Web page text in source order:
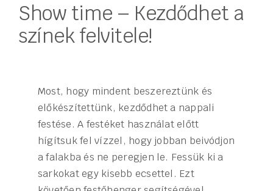
Show time – Kezdődhet a
színek felvitele!
Most, hogy mindent beszereztünk és
előkészítettünk, kezdődhet a nappali
festése. A festéket használat előtt
hígítsuk fel vízzel, hogy jobban beivódjon
a falakba és ne peregjen le. Fessük ki a
sarkokat egy kisebb ecsettel. Ezt